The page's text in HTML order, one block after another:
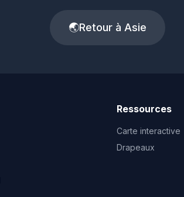
🌏Retour à Asie
Ressources
Carte interactive
Drapeaux